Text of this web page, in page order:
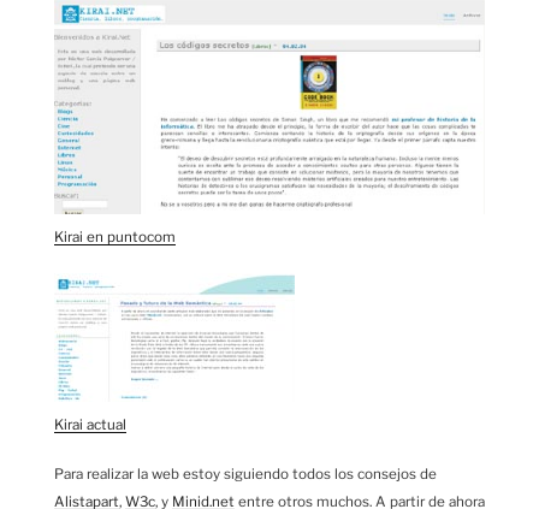
Kirai en puntocom
Kirai actual
Para realizar la web estoy siguiendo todos los consejos de
Alistapart, W3c, y Minid.net entre otros muchos. A partir de ahora